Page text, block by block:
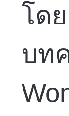
โด
บท